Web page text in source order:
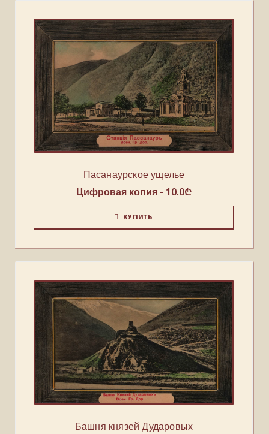
Пасанаурское ущелье
Цифровая копия - 10.0₾
КУПИТЬ
Башня князей Дударовых